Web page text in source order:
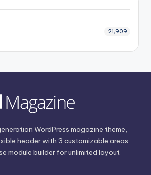
21,909
WordPress magazine theme,
header with 3 customizable areas
module builder for unlimited layout